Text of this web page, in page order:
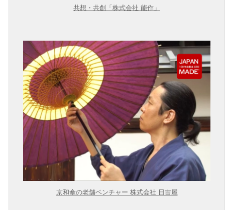
共想・共創「株式会社 能作」
京和傘の老舗ベンチャー 株式会社 日吉屋